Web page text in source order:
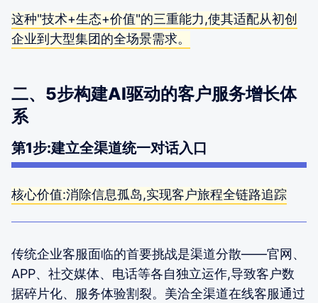
这种"技术+生态+价值"的三重能力,使其适配从初创
企业到大型集团的全场景需求。
二、5步构建AI驱动的客户服务增长体
系
第1步:建立全渠道统一对话入口
核心价值:消除信息孤岛,实现客户旅程全链路追踪
传统企业客服面临的首要挑战是渠道分散——官网、
APP、社交媒体、电话等各自独立运作,导致客户数
据碎片化、服务体验割裂。美洽全渠道在线客服通过